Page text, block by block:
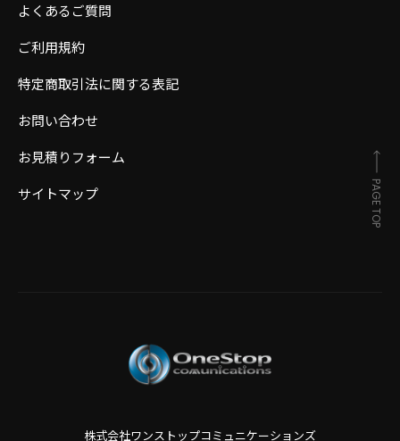
よくあるご質問
ご利用規約
特定商取引法に関する表記
お問い合わせ
お見積りフォーム
サイトマップ
株式会社ワンストップコミュニケーションズ
PAGE TOP